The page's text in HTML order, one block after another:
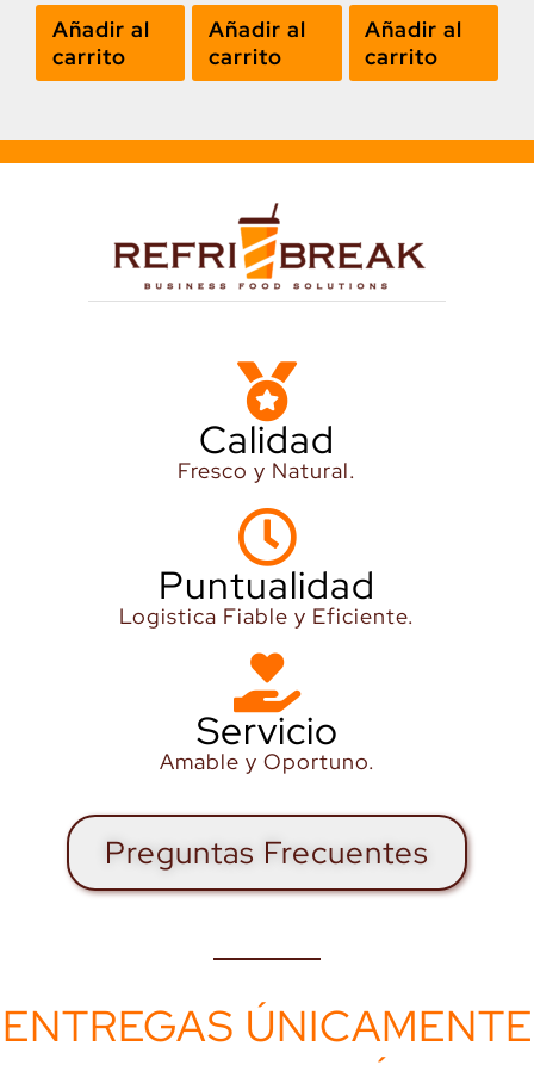
Añadir al
carrito
Añadir al
carrito
Añadir al
carrito
Calidad
Fresco y Natural.
Puntualidad
Logistica Fiable y Eficiente.
Servicio
Amable y Oportuno.
Preguntas Frecuentes
ENTREGAS ÚNICAMENTE